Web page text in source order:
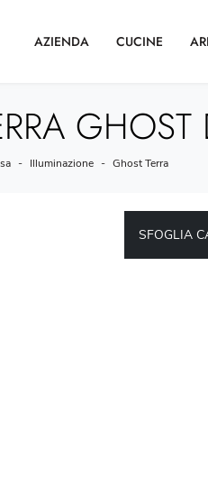
AZIENDA CUCINE
GHOST
- Illuminazione - Ghost Terra
SFOGLIA